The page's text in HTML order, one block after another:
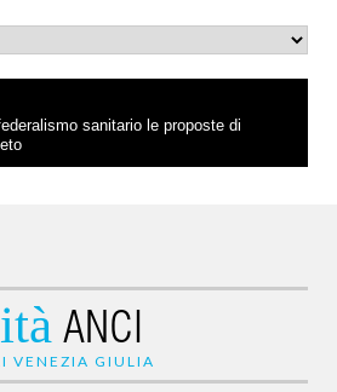
sanitario le proposte di
ANCI
VENEZIA GIULIA